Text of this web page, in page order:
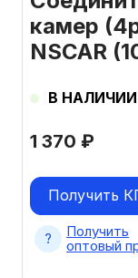
камер
NSCAR
1 370 ₽
В НАЛИЧИИ
Получить
Получить
оптовый